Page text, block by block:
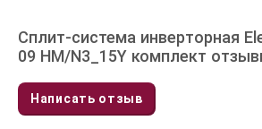
Сплит-система инверторная
09 HM/N3_15Y комплект
Написать отзыв